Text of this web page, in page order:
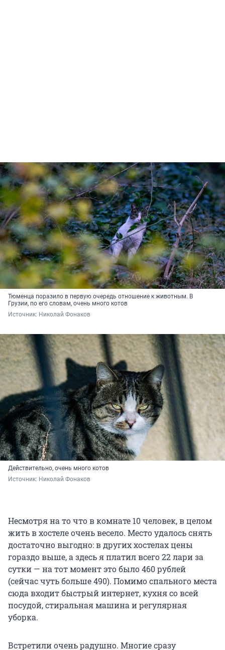
Тюменца поразило в первую очередь отношение к животным. В
Грузии, по его словам, очень много котов
Источник: Николай Фонаков
Действительно, очень много котов
Источник: Николай Фонаков
Несмотря на то что в комнате 10 человек, в целом
жить в хостеле очень весело. Место удалось снять
достаточно выгодно: в других хостелах цены
гораздо выше, а здесь я платил всего 22 лари за
сутки — на тот момент это было 460 рублей
(сейчас чуть больше 490). Помимо спального места
сюда входит быстрый интернет, кухня со всей
посудой, стиральная машина и регулярная
уборка.
Встретили очень радушно. Многие сразу